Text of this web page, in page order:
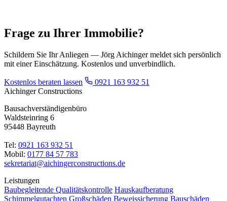
Frage zu Ihrer Immobilie?
Schildern Sie Ihr Anliegen — Jörg Aichinger meldet sich persönlich
mit einer Einschätzung. Kostenlos und unverbindlich.
Kostenlos beraten lassen
0921 163 932 51
Aichinger Constructions
Bausachverständigenbüro
Waldsteinring 6
95448 Bayreuth
Tel: 0921 163 932 51
Mobil: 0177 84 57 783
sekretariat@aichingerconstructions.de
Leistungen
Baubegleitende Qualitätskontrolle Hauskaufberatung
Schimmelgutachten Großschäden Beweissicherung Bauschäden